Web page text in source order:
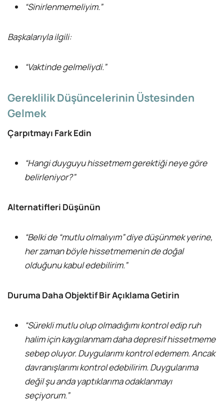
“Sinirlenmemeliyim.”
Başkalarıyla ilgili:
“Vaktinde gelmeliydi.”
Gereklilik Düşüncelerinin Üstesinden
Gelmek
Çarpıtmayı Fark Edin
“Hangi duyguyu hissetmem gerektiği neye göre
belirleniyor?”
Alternatifleri Düşünün
“Belki de “mutlu olmalıyım” diye düşünmek yerine,
her zaman böyle hissetmemenin de doğal
olduğunu kabul edebilirim.”
Duruma Daha Objektif Bir Açıklama Getirin
“Sürekli mutlu olup olmadığımı kontrol edip ruh
halim için kaygılanmam daha depresif hissetmeme
sebep oluyor. Duygularımı kontrol edemem. Ancak
davranışlarımı kontrol edebilirim. Duygularıma
değil şu anda yaptıklarıma odaklanmayı
seçiyorum.”